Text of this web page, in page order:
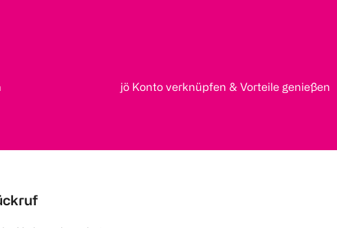
jö Konto verknüpfen & Vorteile genießen